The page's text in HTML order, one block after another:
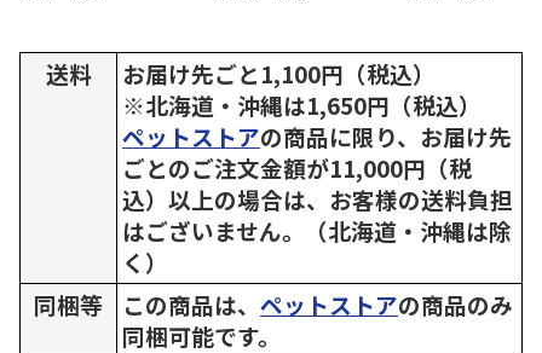
送料
お届け先ごと1,100円（税込）
※北海道・沖縄は1,650円（税込）
ペットストアの商品に限り、お届け先
ごとのご注文金額が11,000円（税
込）以上の場合は、お客様の送料負担
はございません。（北海道・沖縄は除
く）
同梱等
この商品は、 ペットストアの商品のみ
同梱可能です。